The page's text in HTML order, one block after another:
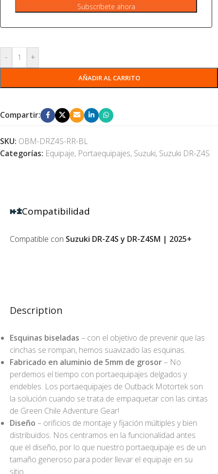
Subscríbete ahora
- +
AÑADIR AL CARRITO
Compartir:
SKU: OBM-DRZ4S-RR-BL
Categorías: Equipaje, Portaequipajes, Suzuki, Suzuki DR-Z4S
Description
Esquinas biseladas – con el objetivo de prevenir que las
cinchas se rompan, hemos suavizado las esquinas.
Fabricado en aluminio de 5mm de grosor– No
perdemos el tiempo con portaequipajes delgados y
endebles. Los portaequipajes de Outback Motortek son
la solución cuando se trata de empaquetar con las cintas
de Green Chile Adventure Gear!
Diseño – orificios de montaje y fijación múltiples y bien
distribuidos. Nos centramos en la funcionalidad antes
que el diseño, por lo que nuestro portaequipaje es de un
tamaño generoso para poder llevar el equipaje en su
sitio.
Compatibilidad
Compatible con Suzuki DR-Z4S y DR-Z4SM | 2025+